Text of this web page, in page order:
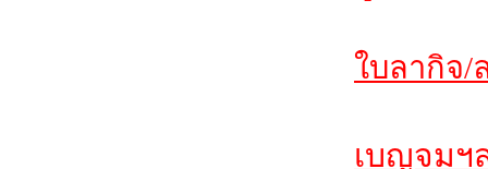
ใบลากิจ/
เบญจมฯ